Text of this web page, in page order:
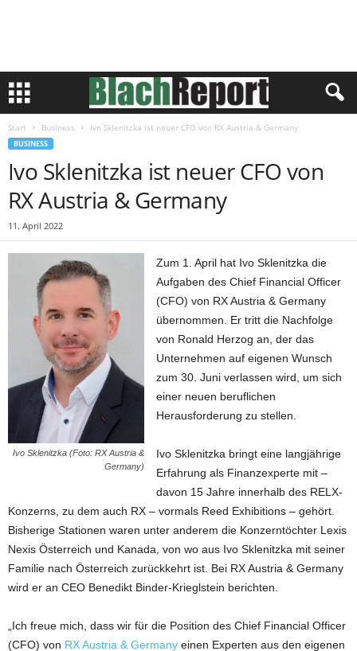
Start Business Ivo Sklenitzka ist neuer CFO von RX Austria & Germany
BUSINESS
Ivo Sklenitzka ist neuer CFO von
RX Austria & Germany
11. April 2022
Ivo Sklenitzka (Foto: RX Austria &
Germany)
Zum 1. April hat Ivo Sklenitzka die
Aufgaben des Chief Financial Officer
(CFO) von RX Austria & Germany
übernommen. Er tritt die Nachfolge
von Ronald Herzog an, der das
Unternehmen auf eigenen Wunsch
zum 30. Juni verlassen wird, um sich
einer neuen beruflichen
Herausforderung zu stellen.
Ivo Sklenitzka bringt eine langjährige
Erfahrung als Finanzexperte mit –
davon 15 Jahre innerhalb des RELX-
Konzerns, zu dem auch RX – vormals Reed Exhibitions – gehört.
Bisherige Stationen waren unter anderem die Konzerntöchter Lexis
Nexis Österreich und Kanada, von wo aus Ivo Sklenitzka mit seiner
Familie nach Österreich zurückkehrt ist. Bei RX Austria & Germany
wird er an CEO Benedikt Binder-Krieglstein berichten.
„Ich freue mich, dass wir für die Position des Chief Financial Officer
(CFO) von RX Austria & Germany einen Experten aus den eigenen